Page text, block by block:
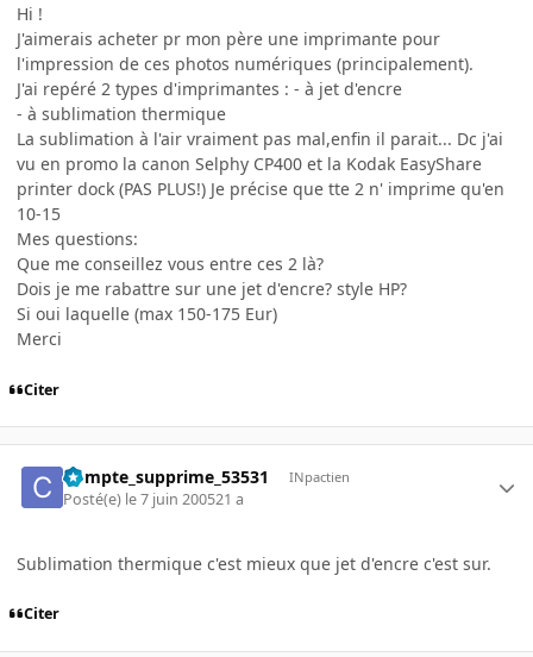
Hi !
J'aimerais acheter pr mon père une imprimante pour
l'impression de ces photos numériques (principalement).
J'ai repéré 2 types d'imprimantes : - à jet d'encre
- à sublimation thermique
La sublimation à l'air vraiment pas mal,enfin il parait... Dc j'ai
vu en promo la canon Selphy CP400 et la Kodak EasyShare
printer dock (PAS PLUS!) Je précise que tte 2 n' imprime qu'en
10-15
Mes questions:
Que me conseillez vous entre ces 2 là?
Dois je me rabattre sur une jet d'encre? style HP?
Si oui laquelle (max 150-175 Eur)
Merci
Citer
Compte_supprime_53531 INpactien
Posté(e) le 7 juin 200521 a
Sublimation thermique c'est mieux que jet d'encre c'est sur.
Citer